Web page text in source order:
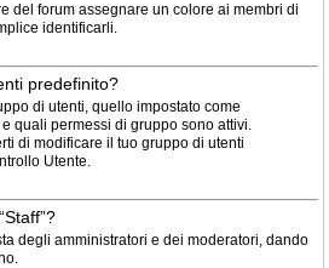
del forum assegnare un colore ai membri di
identificarli.
predefinito?
di utenti, quello impostato come
quali permessi di gruppo sono attivi.
di modificare il tuo gruppo di utenti
Utente.
degli amministratori e dei moderatori, dando